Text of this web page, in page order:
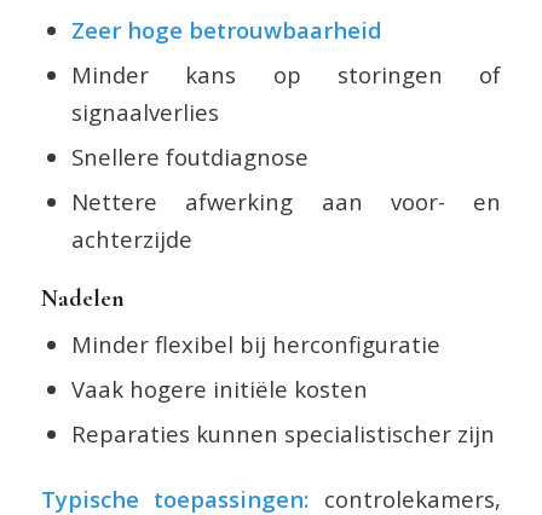
Zeer hoge betrouwbaarheid
Minder kans op storingen of
signaalverlies
Snellere foutdiagnose
Nettere afwerking aan voor- en
achterzijde
Nadelen
Minder flexibel bij herconfiguratie
Vaak hogere initiële kosten
Reparaties kunnen specialistischer zijn
Typische toepassingen: controlekamers,